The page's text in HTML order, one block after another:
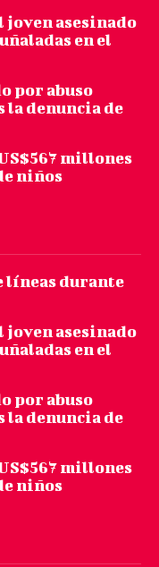
joven asesinado
en el
por abuso
la denuncia de
millones
niños
líneas durante
joven asesinado
en el
por abuso
la denuncia de
millones
niños